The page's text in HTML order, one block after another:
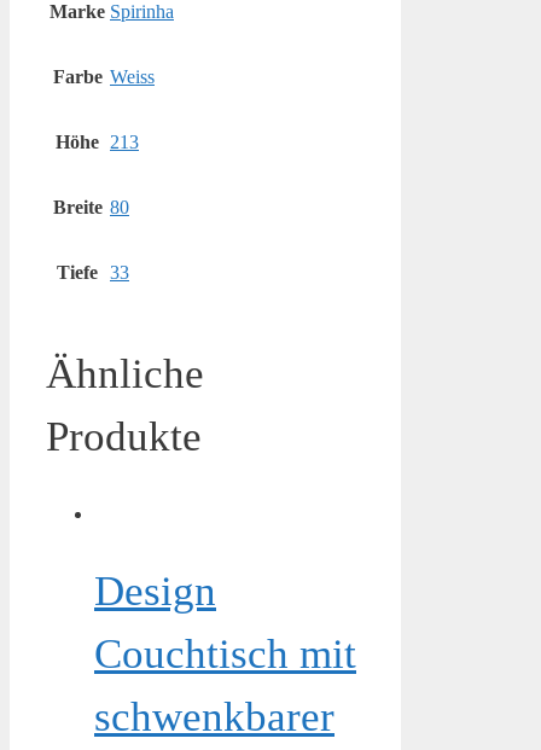
Marke Spirinha
Farbe Weiss
Höhe 213
Breite 80
Tiefe 33
Ähnliche
Produkte
Design
Couchtisch mit
schwenkbarer